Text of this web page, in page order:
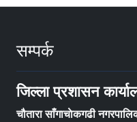
सम्पर्क
जिल्ला प्रशासन
चौतारा साँगाचाेकगढी